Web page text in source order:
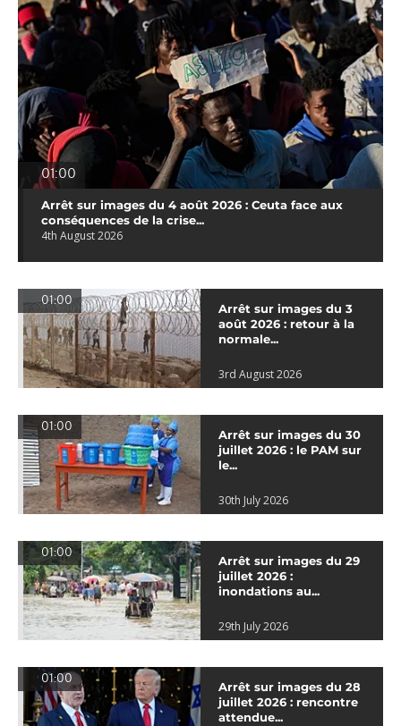
01:00
Arrêt sur images du 4 août 2026 : Ceuta face aux
conséquences de la crise...
4th August 2026
01:00
Arrêt sur images du 3
août 2026 : retour à la
normale...
3rd August 2026
01:00
Arrêt sur images du 30
juillet 2026 : le PAM sur
le...
30th July 2026
01:00
Arrêt sur images du 29
juillet 2026 :
inondations au...
29th July 2026
01:00
Arrêt sur images du 28
juillet 2026 : rencontre
attendue...